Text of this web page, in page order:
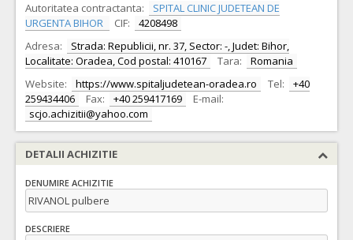
Autoritatea contractanta:
SPITAL CLINIC JUDETEAN DE
URGENTA BIHOR
CIF:
4208498
Adresa:
Strada: Republicii, nr. 37, Sector: -, Judet: Bihor,
Localitate: Oradea, Cod postal: 410167
Tara:
Romania
Website:
https://www.spitaljudetean-oradea.ro Tel:
+40
259434406
Fax: +40 259417169
E-mail:
scjo.achizitii@yahoo.com
DETALII ACHIZITIE
DENUMIRE ACHIZITIE
RIVANOL pulbere
DESCRIERE